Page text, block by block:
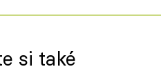
si také